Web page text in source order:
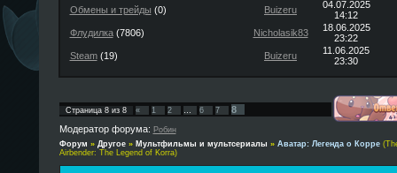
Обмены и трейды (0) Buizeru
04.07.2025
14:12
Флудилка(7806) Nicholasik83
18.06.2025
23:22
Steam(19) Buizeru
11.06.2025
23:30
Страница 8из 8 « 1 2 … 6 7
8
Модератор форума: Робин
Форум » Другое » Мультфильмы и мультсериалы » Аватар: Легенда о Корре
Airbender: The Legend of Korra)